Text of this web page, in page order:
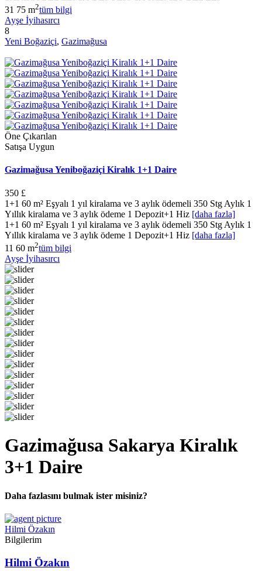
31 75 m2tüm bilgi
Ayşe İyihasırcı
8
Yeni Boğaziçi, Gazimağusa
Öne Çıkarılan
Satışa Uygun
Gazimağusa Yeniboğaziçi Kiralık 1+1 Daire
350 £
1+1 60 m² Eşyalı 1 yıl kiralama ve 3 aylık ödemeli 350 Stg Aylık 1
Yıllık kiralama ve 3 aylık ödeme 1 Depozit+1 Hiz [daha fazla]
1+1 60 m² Eşyalı 1 yıl kiralama ve 3 aylık ödemeli 350 Stg Aylık 1
Yıllık kiralama ve 3 aylık ödeme 1 Depozit+1 Hiz [daha fazla]
11 60 m2tüm bilgi
Ayşe İyihasırcı
Gazimağusa Sakarya Kiralık
3+1 Daire
Daha fazlasını bulmak ister misiniz?
Hilmi Özakın
Bilgilerim
Hilmi Özakın